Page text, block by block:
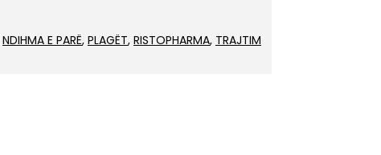
NDIHMA E PARË, PLAGËT, RISTOPHARMA, TRAJTIM